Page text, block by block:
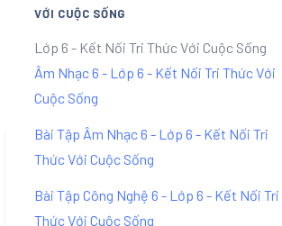
VỚI CUỘC SỐNG
Lớp 6 - Kết Nối Tri Thức Với Cuộc Sống
Âm Nhạc 6 - Lớp 6 - Kết Nối Tri Thức Với
Cuộc Sống
Bài Tập Âm Nhạc 6 - Lớp 6 - Kết Nối Tri
Thức Với Cuộc Sống
Bài Tập Công Nghệ 6 - Lớp 6 - Kết Nối Tri
Thức Với Cuộc Sống